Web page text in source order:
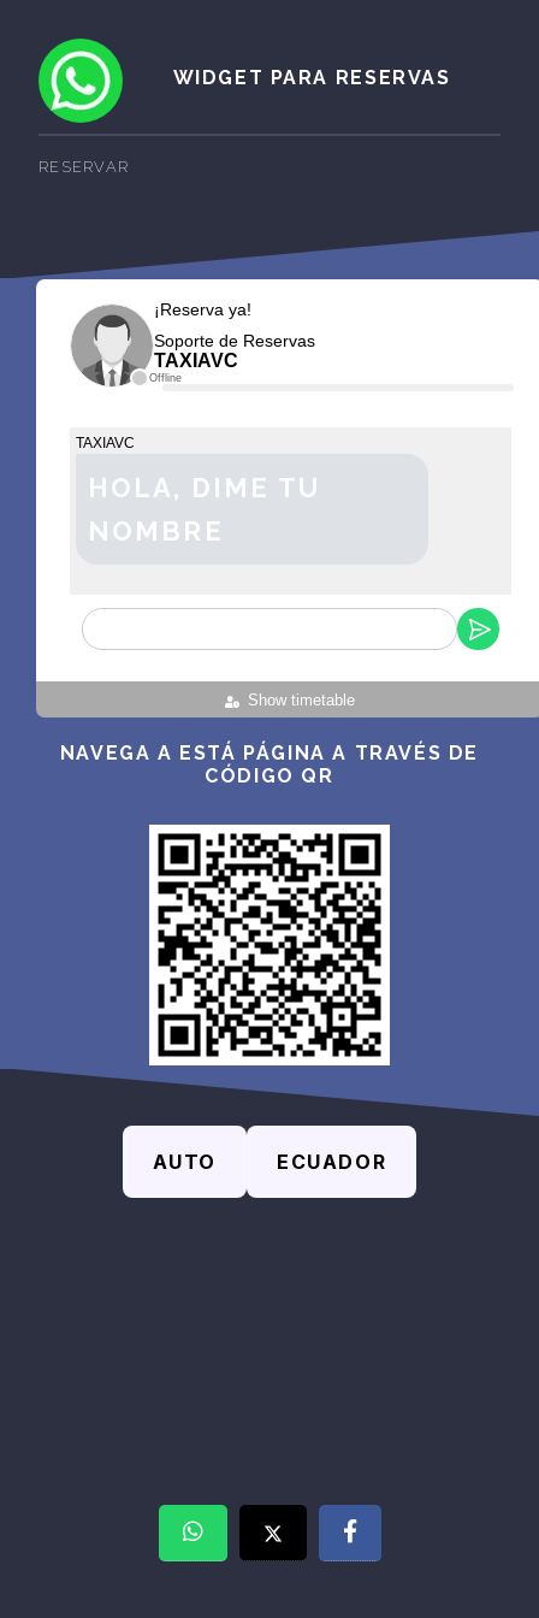
WIDGET PARA RESERVAS
RESERVAR
Offline
¡Reserva ya!
Soporte de Reservas
TAXIAVC
Show timetable
TAXIAVC
HOLA, DIME TU
NOMBRE
NAVEGA A ESTÁ PÁGINA A TRAVÉS DE
CÓDIGO QR
AUTO ECUADOR